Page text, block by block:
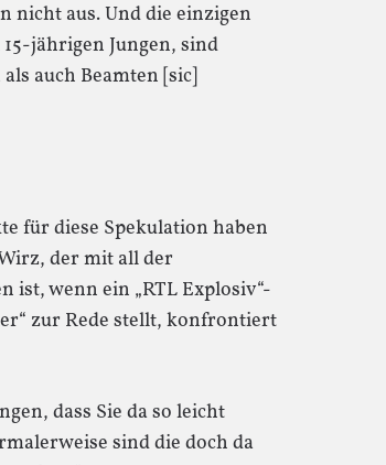
nicht aus. Und die einzigen
jährigen Jungen, sind
auch Beamten [sic]
für diese Spekulation haben
der mit all der
wenn ein „RTL Explosiv“-
zur Rede stellt, konfrontiert
dass Sie da so leicht
sind die doch da